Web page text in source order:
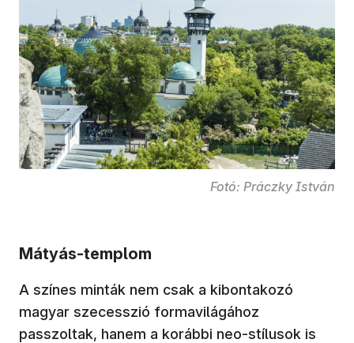
Fotó: Práczky István
Mátyás-templom
A színes minták nem csak a kibontakozó
magyar szecesszió formavilágához
passzoltak, hanem a korábbi neo-stílusok is